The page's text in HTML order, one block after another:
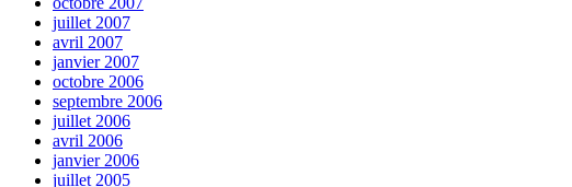
juillet 2007
avril 2007
janvier 2007
octobre 2006
septembre 2006
juillet 2006
avril 2006
janvier 2006
juillet 2005